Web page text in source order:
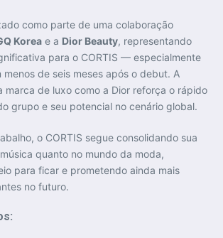
como parte de uma colaboração
Korea e a Dior Beauty, representando
para o CORTIS — especialmente
de seis meses após o debut. A
marca de luxo como a Dior reforça o rápido
grupo e seu potencial no cenário global.
o CORTIS segue consolidando sua
quanto no mundo da moda,
para ficar e prometendo ainda mais
no futuro.